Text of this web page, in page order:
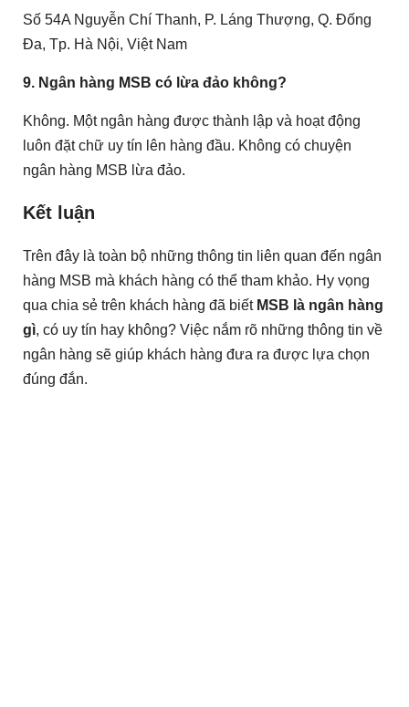
Số 54A Nguyễn Chí Thanh, P. Láng Thượng, Q. Đống
Đa, Tp. Hà Nội, Việt Nam
9. Ngân hàng MSB có lừa đảo không?
Không. Một ngân hàng được thành lập và hoạt động
luôn đặt chữ uy tín lên hàng đầu. Không có chuyện
ngân hàng MSB lừa đảo.
Kết luận
Trên đây là toàn bộ những thông tin liên quan đến ngân
hàng MSB mà khách hàng có thể tham khảo. Hy vọng
qua chia sẻ trên khách hàng đã biết MSB là ngân hàng
gì, có uy tín hay không? Việc nắm rõ những thông tin về
ngân hàng sẽ giúp khách hàng đưa ra được lựa chọn
đúng đắn.